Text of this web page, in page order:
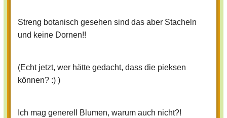
Streng botanisch gesehen sind das aber Stacheln
und keine Dornen!!
(Echt jetzt, wer hätte gedacht, dass die pieksen
können? :) )
Ich mag generell Blumen, warum auch nicht?!